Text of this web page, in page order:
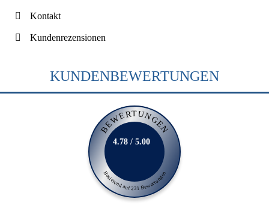
Kontakt
Kundenrezensionen
KUNDENBEWERTUNGEN
BEWERTUNGEN
Basierend auf 231 Bewertungen
4.78 / 5.00